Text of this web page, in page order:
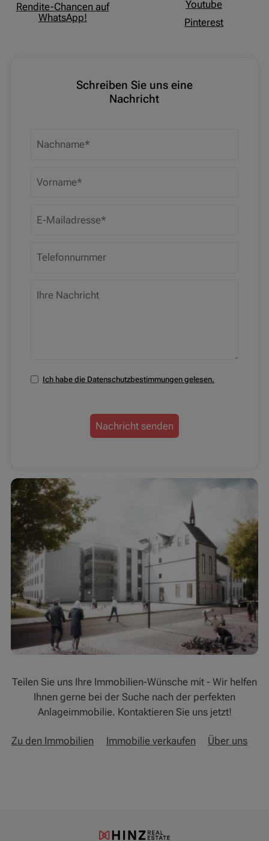
Rendite-Chancen auf
WhatsApp!
Youtube
Pinterest
Schreiben Sie uns eine
Nachricht
Ich habe die Datenschutzbestimmungen gelesen.
Nachricht senden
Teilen Sie uns Ihre Immobilien-Wünsche mit - Wir helfen
Ihnen gerne bei der Suche nach der perfekten
Anlageimmobilie. Kontaktieren Sie uns jetzt!
Zu den Immobilien Immobilie verkaufen Über uns